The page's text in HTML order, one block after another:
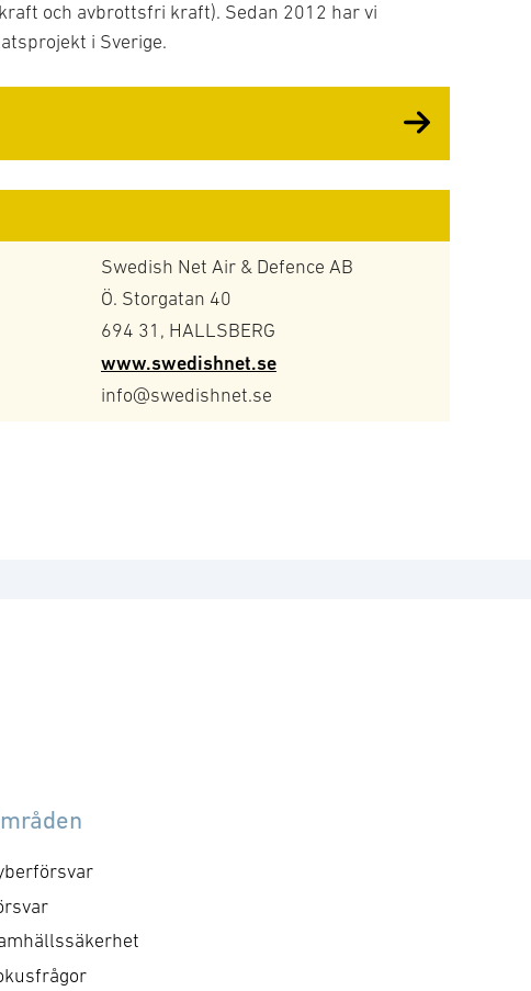
och avbrottsfri kraft). Sedan 2012 har vi
i Sverige.
Swedish Net Air & Defence AB
Ö. Storgatan 40
694 31, HALLSBERG
www.swedishnet.se
info@swedishnet.se